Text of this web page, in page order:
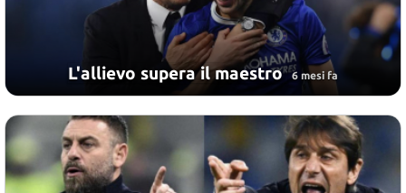
L'allievo supera il maestro 6 mesi fa